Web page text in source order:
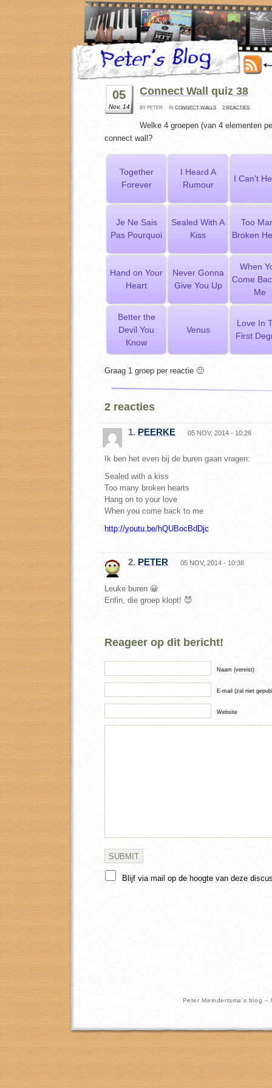
05
Nov, 14
Connect Wall quiz 38
BY PETER IN CONNECT WALLS 2 REACTIES
Welke 4 groepen (van 4 elementen
connect wall?
Together
Forever
I Heard A
Rumour
I Can’t
Je Ne Sais
Pas Pourquoi
Sealed With A
Kiss
Too
Broken
Hand on Your
Heart
Never Gonna
Give You Up
When
Come
Me
Better the
Devil You
Know
Venus
Love In
First
Graag 1 groep per reactie 🙂
2 reacties
1. PEERKE 05 NOV, 2014 - 10:26
Ik ben het even bij de buren gaan vragen:
Sealed with a kiss
Too many broken hearts
Hang on to your love
When you come back to me
http://youtu.be/hQUBocBdDjc
2. PETER 05 NOV, 2014 - 10:38
Leuke buren 😀
Enfin, die groep klopt! 😈
Reageer op dit bericht!
Naam (vereist)
E-mail (zal niet
Website
Blijf via mail op de hoogte van deze
Peter Meindertsma's blog